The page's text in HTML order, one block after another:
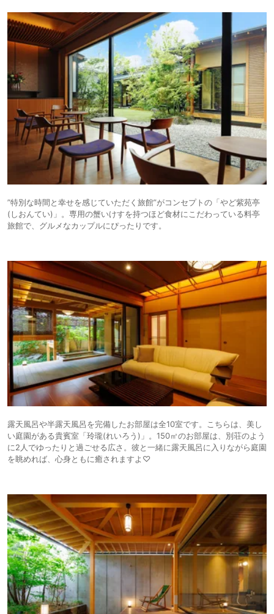
”特別な時間と幸せを感じていただく旅館”がコンセプトの「やど紫苑亭
(しおんてい)」。専用の蟹いけすを持つほど食材にこだわっている料亭
旅館で、グルメなカップルにぴったりです。
露天風呂や半露天風呂を完備したお部屋は全10室です。こちらは、美し
い庭園がある貴賓室「玲瓏(れいろう)」。150㎡のお部屋は、別荘のよう
に2人でゆったりと過ごせる広さ。彼と一緒に露天風呂に入りながら庭園
を眺めれば、心身ともに癒されますよ♡